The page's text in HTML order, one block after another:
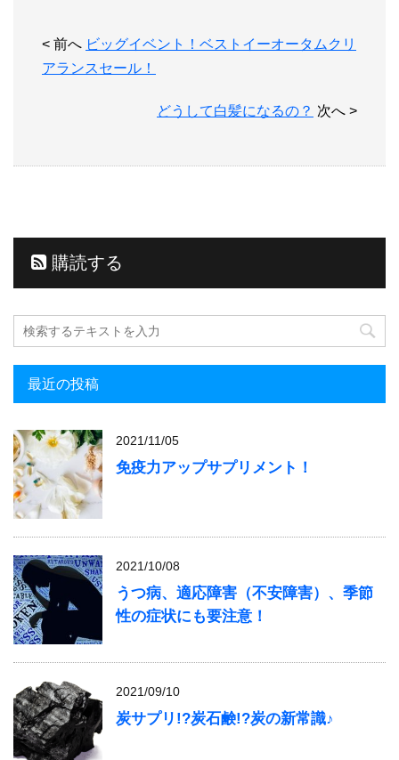
< 前へ ビッグイベント！ベストイーオータムクリ
アランスセール！
どうして白髪になるの？ 次へ >
購読する
最近の投稿
2021/11/05
免疫力アップサプリメント！
2021/10/08
うつ病、適応障害（不安障害）、季節
性の症状にも要注意！
2021/09/10
炭サプリ!?炭石鹸!?炭の新常識♪